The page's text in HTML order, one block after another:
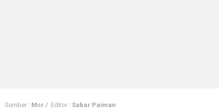
Sumber : Mcr / Editor : Sabar Paiman